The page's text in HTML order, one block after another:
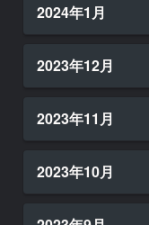
2024年1月
2023年12月
2023年11月
2023年10月